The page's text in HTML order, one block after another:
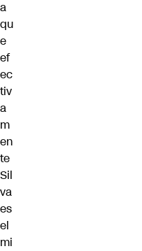
a
qu
e
ef
ec
tiv
a
m
en
te
Sil
va
es
el
mi